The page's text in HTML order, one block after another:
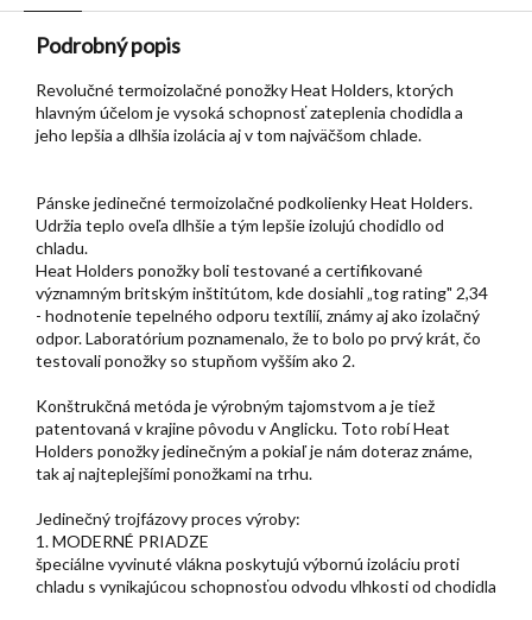
Podrobný popis
Revolučné termoizolačné ponožky Heat Holders, ktorých
hlavným účelom je vysoká schopnosť zateplenia chodidla a
jeho lepšia a dlhšia izolácia aj v tom najväčšom chlade.
Pánske jedinečné termoizolačné podkolienky Heat Holders.
Udržia teplo oveľa dlhšie a tým lepšie izolujú chodidlo od
chladu.
Heat Holders ponožky boli testované a certifikované
významným britským inštitútom, kde dosiahli „tog rating" 2,34
- hodnotenie tepelného odporu textílií, známy aj ako izolačný
odpor. Laboratórium poznamenalo, že to bolo po prvý krát, čo
testovali ponožky so stupňom vyšším ako 2.
Konštrukčná metóda je výrobným tajomstvom a je tiež
patentovaná v krajine pôvodu v Anglicku. Toto robí Heat
Holders ponožky jedinečným a pokiaľ je nám doteraz známe,
tak aj najteplejšími ponožkami na trhu.
Jedinečný trojfázovy proces výroby:
1. MODERNÉ PRIADZE
špeciálne vyvinuté vlákna poskytujú výbornú izoláciu proti
chladu s vynikajúcou schopnosťou odvodu vlhkosti od chodidla